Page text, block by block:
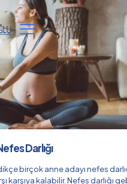
Darlığı
birçok anne adayı nefes
karşıya kalabilir. Nefes darlığı